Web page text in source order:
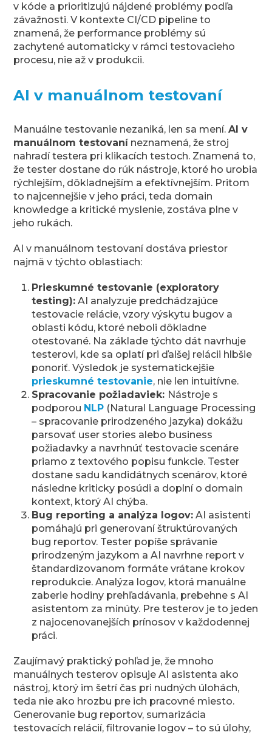
v kóde a prioritizujú nájdené problémy podľa
závažnosti. V kontexte CI/CD pipeline to
znamená, že performance problémy sú
zachytené automaticky v rámci testovacieho
procesu, nie až v produkcii.
AI v manuálnom testovaní
Manuálne testovanie nezaniká, len sa mení.AI v
manuálnom testovaníneznamená, že stroj
nahradí testera pri klikacích testoch. Znamená to,
že tester dostane do rúk nástroje, ktoré ho urobia
rýchlejším, dôkladnejším a efektívnejším. Pritom
to najcennejšie v jeho práci, teda domain
knowledge a kritické myslenie, zostáva plne v
jeho rukách.
AI v manuálnom testovaní dostáva priestor
najmä v týchto oblastiach:
Prieskumné testovanie (exploratory
testing): AI analyzuje predchádzajúce
testovacie relácie, vzory výskytu bugov a
oblasti kódu, ktoré neboli dôkladne
otestované. Na základe týchto dát navrhuje
testerovi, kde sa oplatí pri ďalšej relácii hlbšie
ponoriť. Výsledok je systematickejšie
prieskumné testovanie, nie len intuitívne.
Spracovanie požiadaviek: Nástroje s
podporou NLP (Natural Language Processing
– spracovanie prirodzeného jazyka) dokážu
parsovať user stories alebo business
požiadavky a navrhnúť testovacie scenáre
priamo z textového popisu funkcie. Tester
dostane sadu kandidátnych scenárov, ktoré
následne kriticky posúdi a doplní o domain
kontext, ktorý AI chýba.
Bug reporting a analýza logov: AI asistenti
pomáhajú pri generovaní štruktúrovaných
bug reportov. Tester popíše správanie
prirodzeným jazykom a AI navrhne report v
štandardizovanom formáte vrátane krokov
reprodukcie. Analýza logov, ktorá manuálne
zaberie hodiny prehľadávania, prebehne s AI
asistentom za minúty. Pre testerov je to jeden
z najocenovanejších prínosov v každodennej
práci.
Zaujímavý praktický pohľad je, že mnoho
manuálnych testerov opisuje AI asistenta ako
nástroj, ktorý im šetrí čas pri nudných úlohách,
teda nie ako hrozbu pre ich pracovné miesto.
Generovanie bug reportov, sumarizácia
testovacích relácií, filtrovanie logov – to sú úlohy,